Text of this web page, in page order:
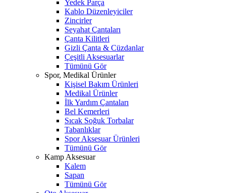
Yedek Parça
Kablo Düzenleyiciler
Zincirler
Seyahat Çantaları
Çanta Kilitleri
Gizli Çanta & Cüzdanlar
Çeşitli Aksesuarlar
Tümünü Gör
Spor, Medikal Ürünler
Kişisel Bakım Ürünleri
Medikal Ürünler
İlk Yardım Çantaları
Bel Kemerleri
Sıcak Soğuk Torbalar
Tabanlıklar
Spor Aksesuar Ürünleri
Tümünü Gör
Kamp Aksesuar
Kalem
Sapan
Tümünü Gör